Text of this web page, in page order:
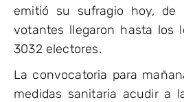
emitió su sufragio hoy, de
votantes llegaron hasta los
3032 electores.
La convocatoria para
medidas sanitaria acudir a